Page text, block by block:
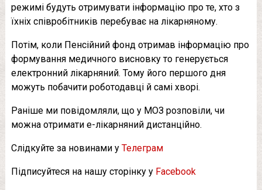
режимі будуть отримувати інформацію про те, хто з
їхніх співробітників перебуває на лікарняному.
Потім, коли Пенсійний фонд отримав інформацію про
формування медичного висновку то генерується
електронний лікарняний. Тому його першого дня
можуть побачити роботодавці й самі хворі.
Раніше ми повідомляли, що у МОЗ розповіли, чи
можна отримати е-лікарняний дистанційно.
Слідкуйте за новинами у Телеграм
Підписуйтеся на нашу сторінку у Facebook